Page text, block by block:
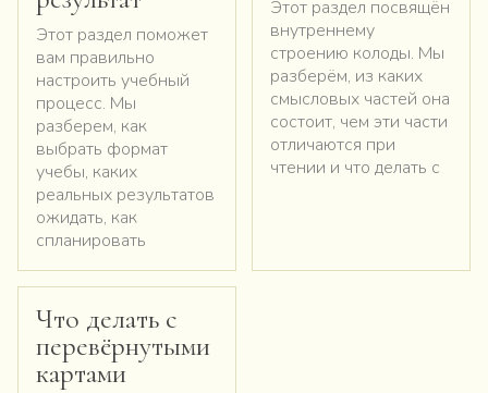
Этот раздел поможет
вам правильно
настроить учебный
процесс. Мы
разберем, как
выбрать формат
учебы, каких
реальных результатов
ожидать, как
спланировать
Этот раздел посвящён
внутреннему
строению колоды. Мы
разберём, из каких
смысловых частей она
состоит, чем эти части
отличаются при
чтении и что делать с
Что делать с
перевёрнутыми
картами